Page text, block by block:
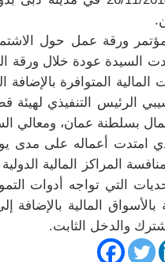
ورقة عمل حول
السيدة عودة خلال ورقة
المالية المتوافرة
الرئيس التنفيذي
بسلطنة عمان، ومعالي
امتدت أعماله على مدى
المراكز المالية
التي تواجه أدوات
بالأسواق المالية بالإضافة
والدخل الثابت.